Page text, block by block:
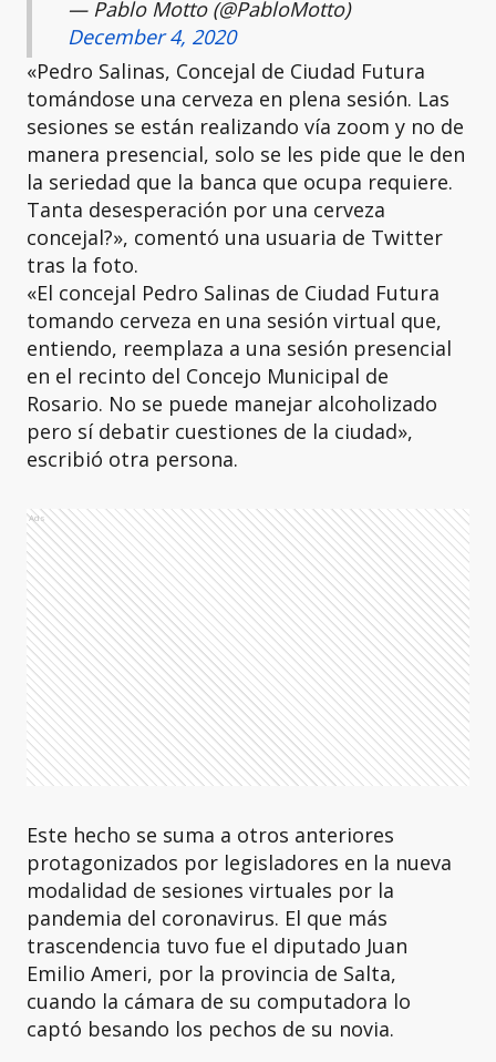
— Pablo Motto (@PabloMotto)
December 4, 2020
«Pedro Salinas, Concejal de Ciudad Futura
tomándose una cerveza en plena sesión. Las
sesiones se están realizando vía zoom y no de
manera presencial, solo se les pide que le den
la seriedad que la banca que ocupa requiere.
Tanta desesperación por una cerveza
concejal?», comentó una usuaria de Twitter
tras la foto.
«El concejal Pedro Salinas de Ciudad Futura
tomando cerveza en una sesión virtual que,
entiendo, reemplaza a una sesión presencial
en el recinto del Concejo Municipal de
Rosario. No se puede manejar alcoholizado
pero sí debatir cuestiones de la ciudad»,
escribió otra persona.
Ads
Este hecho se suma a otros anteriores
protagonizados por legisladores en la nueva
modalidad de sesiones virtuales por la
pandemia del coronavirus. El que más
trascendencia tuvo fue el diputado Juan
Emilio Ameri, por la provincia de Salta,
cuando la cámara de su computadora lo
captó besando los pechos de su novia.